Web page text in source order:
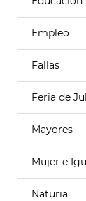
Empleo
Fallas
Feria de
Mayores
Mujer e
Naturia